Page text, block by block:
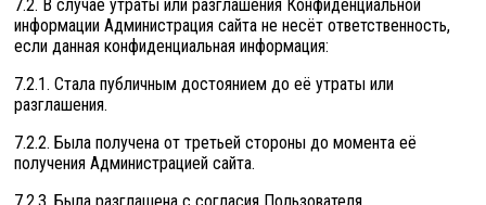
7.2. В случае утраты или разглашения Конфиденциальной
информации Администрация сайта не несёт ответственность,
если данная конфиденциальная информация:
7.2.1. Стала публичным достоянием до её утраты или
разглашения.
7.2.2. Была получена от третьей стороны до момента её
получения Администрацией сайта.